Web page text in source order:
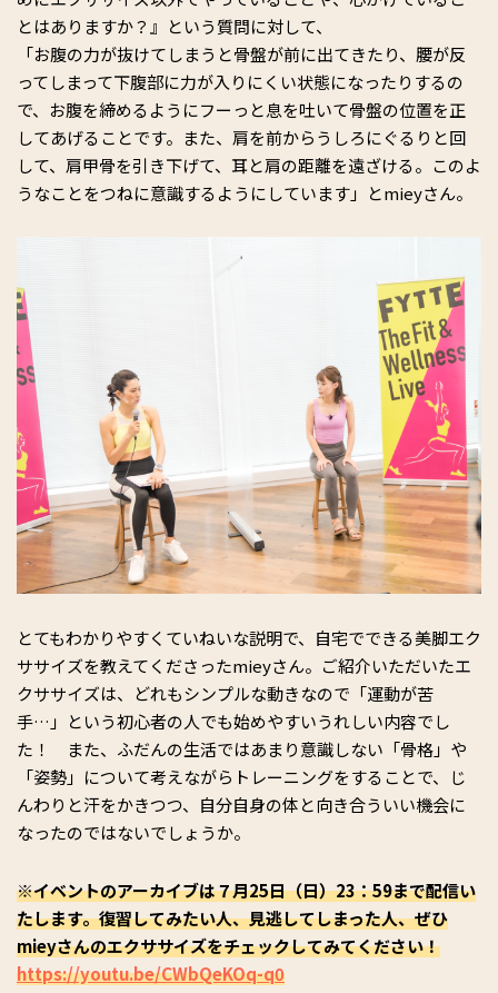
とはありますか？』という質問に対して、
「お腹の力が抜けてしまうと骨盤が前に出てきたり、腰が反
ってしまって下腹部に力が入りにくい状態になったりするの
で、お腹を締めるようにフーっと息を吐いて骨盤の位置を正
してあげることです。また、肩を前からうしろにぐるりと回
して、肩甲骨を引き下げて、耳と肩の距離を遠ざける。このよ
うなことをつねに意識するようにしています」とmieyさん。
とてもわかりやすくていねいな説明で、自宅でできる美脚エク
ササイズを教えてくださったmieyさん。ご紹介いただいたエ
クササイズは、どれもシンプルな動きなので「運動が苦
手…」という初心者の人でも始めやすいうれしい内容でし
た！ また、ふだんの生活ではあまり意識しない「骨格」や
「姿勢」について考えながらトレーニングをすることで、じ
んわりと汗をかきつつ、自分自身の体と向き合ういい機会に
なったのではないでしょうか。
※イベントのアーカイブは７月25日（日）23：59まで配信い
たします。復習してみたい人、見逃してしまった人、ぜひ
mieyさんのエクササイズをチェックしてみてください！
https://youtu.be/CWbQeKOq-q0